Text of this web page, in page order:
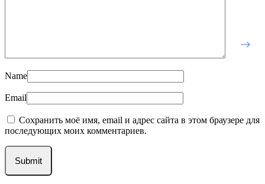
Name
Email
Сохранить моё имя, email и адрес сайта в этом браузере для
последующих моих комментариев.